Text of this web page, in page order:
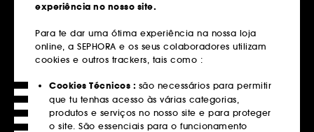
Entregas grátis
em compras superiores a 39€
Saber mais
Devoluções
Gratuitas até 30 dias
experiência no nosso site.
Para te dar uma ótima experiência na nossa loja
online, a SEPHORA e os seus colaboradores utilizam
cookies e outros trackers, tais como :
Cookies Técnicos : são necessários para permitir
que tu tenhas acesso às várias categorias,
produtos e serviços no nosso site e para proteger
o site. São essenciais para o funcionamento